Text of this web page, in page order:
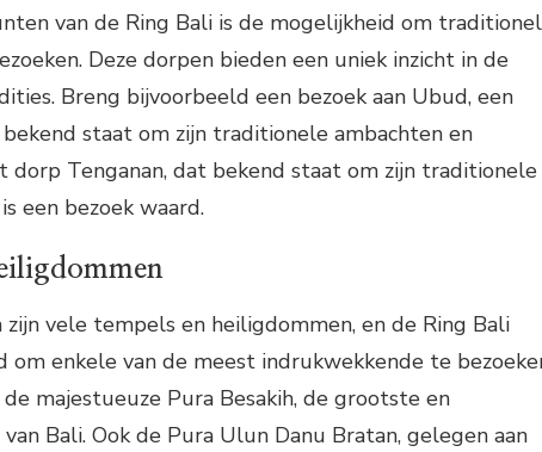
van de Ring Bali is de mogelijkheid om
Deze dorpen bieden een uniek inzicht in de
Breng bijvoorbeeld een bezoek aan Ubud, een
staat om zijn traditionele ambachten en
dorp Tenganan, dat bekend staat om zijn traditionele
een bezoek waard.
vele tempels en heiligdommen, en de Ring Bali
om enkele van de meest indrukwekkende te
majestueuze Pura Besakih, de grootste en
Bali. Ook de Pura Ulun Danu Bratan, gelegen aan